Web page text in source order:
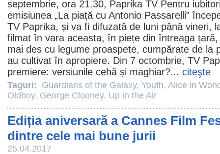
septembrie, ora 21.30, Paprika TV Pentru
emisiunea „La piață cu Antonio Passarelli”
TV Paprika, și va fi difuzată de luni până vineri,
filmat în vara aceasta, în piețe din întreaga
mai des cu legume proaspete, cumpărate de la
au cultivat în apropiere. Din 7 octombrie, TV
premiere: versiunile cehă și maghiar?... citeşte
Taguri: Guardians of the Galaxy, Youth, Alice in
Oldboy, George Clooney, Up in the Air
Ediția aniversară a Cannes Film
dintre cele mai bune jurii
25.04.2017